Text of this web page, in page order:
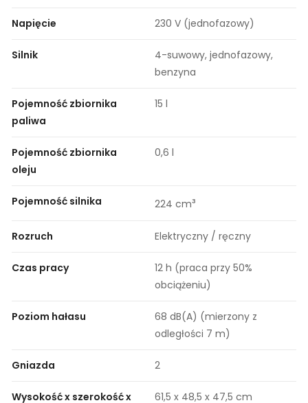
Napięcie 230 V (jednofazowy)
Silnik
4-suwowy, jednofazowy,
benzyna
Pojemność zbiornika
paliwa
15 l
Pojemność zbiornika
oleju
0,6 l
Pojemność silnika 224 cm³
Rozruch Elektryczny / ręczny
Czas pracy
12 h (praca przy 50%
obciążeniu)
Poziom hałasu
68 dB(A) (mierzony z
odległości 7 m)
Gniazda 2
Wysokość x szerokość x
61,5 x 48,5 x 47,5 cm